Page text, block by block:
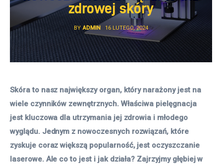
Kuchnia
Salon
Ogród
Więcej
zdrowej skóry
BY ADMIN 16 LUTEGO, 2024
Skóra to nasz największy organ, który narażony jest na
wiele czynników zewnętrznych. Właściwa pielęgnacja
jest kluczowa dla utrzymania jej zdrowia i młodego
wyglądu. Jednym z nowoczesnych rozwiązań, które
zyskuje coraz większą popularność, jest oczyszczanie
laserowe. Ale co to jest i jak działa? Zajrzyjmy głębiej w